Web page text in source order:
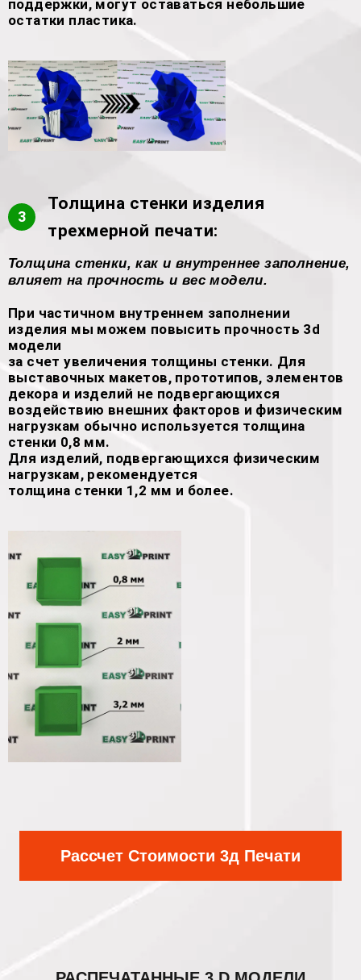
поддержки, могут оставаться небольшие
остатки пластика.
3
Толщина стенки изделия
трехмерной печати:
Толщина стенки, как и внутреннее заполнение,
влияет на прочность и вес модели.
При частичном внутреннем заполнении
изделия мы можем повысить прочность 3d
модели
за счет увеличения толщины стенки. Для
выставочных макетов, прототипов, элементов
декора и изделий не подвергающихся
воздействию внешних факторов и физическим
нагрузкам обычно используется толщина
стенки 0,8 мм.
Для изделий, подвергающихся физическим
нагрузкам, рекомендуется
толщина стенки 1,2 мм и более.
Рассчет Стоимости 3д Печати